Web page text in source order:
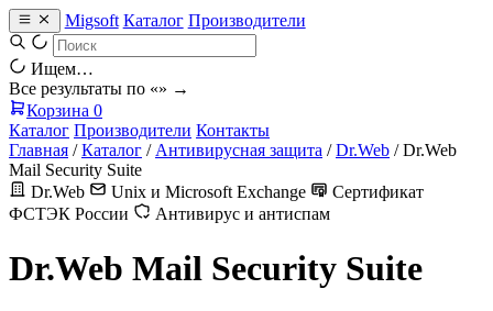
Migsoft Каталог Производители
Ищем…
Все результаты по «» →
Корзина 0
Каталог Производители Контакты
Главная / Каталог / Антивирусная защита / Dr.Web / Dr.Web
Mail Security Suite
Dr.Web
Unix и Microsoft Exchange
Сертификат
ФСТЭК России
Антивирус и антиспам
Dr.Web Mail Security Suite